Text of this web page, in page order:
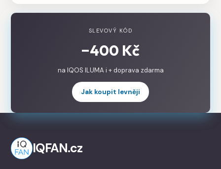
SLEVOVÝ KÓD
−400 Kč
na IQOS ILUMA i + doprava zdarma
Jak koupit levněji
IQFAN.cz